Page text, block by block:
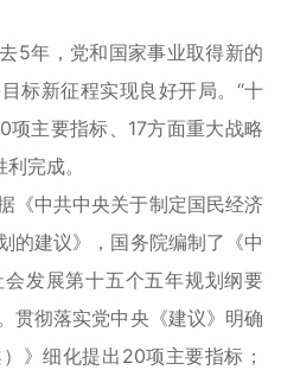
5年，党和国家事业取得新的
标新征程实现良好开局。“十
项主要指标、17方面重大战略
完成。
《中共中央关于制定国民经济
的建议》，国务院编制了《中
发展第十五个五年规划纲要
贯彻落实党中央《建议》明确
》细化提出20项主要指标；